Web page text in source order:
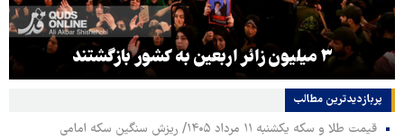
۳ میلیون زائر اربعین به کشور بازگشتند
پربازدیدترین‌ مطالب
قیمت طلا و سکه یکشنبه ۱۱ مرداد ۱۴۰۵/ ریزش سنگین سکه امامی